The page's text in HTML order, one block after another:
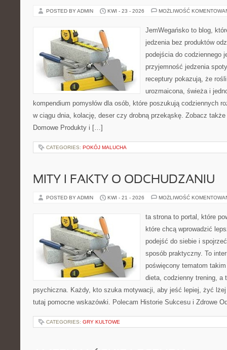
POSTED BY ADMIN KWI - 23 - 2026 MOŻLIWOŚĆ
JemWegańsko to blog,
jedzenia bez produktów
podejścia do codziennego
przyjemność jedzenia
receptury pokazują, że
urozmaicona, świeża i
kompendium pomysłów dla osób, które poszukują codziennych
w ciągu dnia, kolację, deser czy drobną przekąskę. Zobacz
Domowe Produkty i […]
CATEGORIES: POKÓJ MALUCHA
MITY I FAKTY O ODCHUDZANIU
POSTED BY ADMIN KWI - 21 - 2026 MOŻLIWOŚĆ
ta strona to portal, które
które chcą wprowadzić
podejść do siebie i
sposób praktyczny. To
poświęcony tematom
dieta, codzienny trening, a
psychiczna. Każdy, kto szuka motywacji, aby jeść lepiej, żyć
tutaj pomocne wskazówki. Polecam Historie Sukcesu i Zdrowe
CATEGORIES: GRY KULTOWE